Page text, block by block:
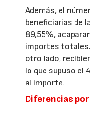
Además, el
beneficiarias de
89,55%,
importes
otro lado,
lo que supuso el
al importe.
Diferencias